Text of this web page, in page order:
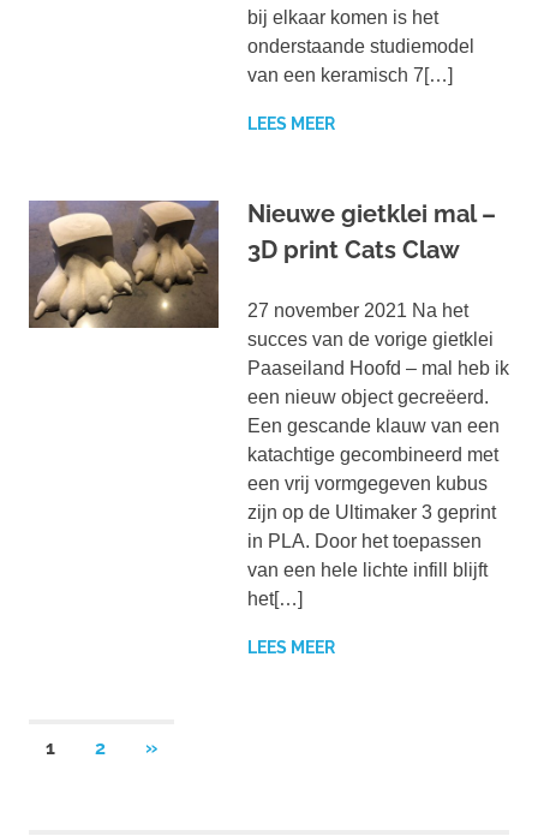
bij elkaar komen is het
onderstaande studiemodel
van een keramisch 7[…]
LEES MEER
Nieuwe gietklei mal –
3D print Cats Claw
27 november 2021 Na het
succes van de vorige gietklei
Paaseiland Hoofd – mal heb ik
een nieuw object gecreëerd.
Een gescande klauw van een
katachtige gecombineerd met
een vrij vormgegeven kubus
zijn op de Ultimaker 3 geprint
in PLA. Door het toepassen
van een hele lichte infill blijft
het[…]
LEES MEER
Berichten
1 2
VOLGENDE
»